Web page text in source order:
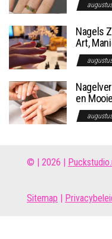
Nagels
Art,
en
© | 2026 |
Sitemap